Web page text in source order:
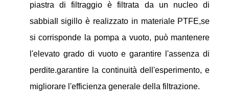
piastra di filtraggio è filtrata da un nucleo di
sabbiaIl sigillo è realizzato in materiale PTFE,se
si corrisponde la pompa a vuoto, può mantenere
l'elevato grado di vuoto e garantire l'assenza di
perdite.garantire la continuità dell'esperimento, e
migliorare l'efficienza generale della filtrazione.